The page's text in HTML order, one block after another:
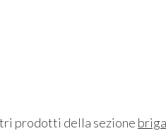
prodotti della sezione